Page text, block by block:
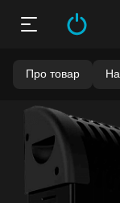
Про товар
Бонуси стають
Баланс можна
«Мої бонуси».
Накопиченими
наступної покупки: